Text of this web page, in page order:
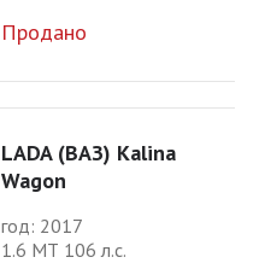
Продано
LADA (ВАЗ) Kalina
Wagon
год: 2017
1.6 МТ 106 л.с.